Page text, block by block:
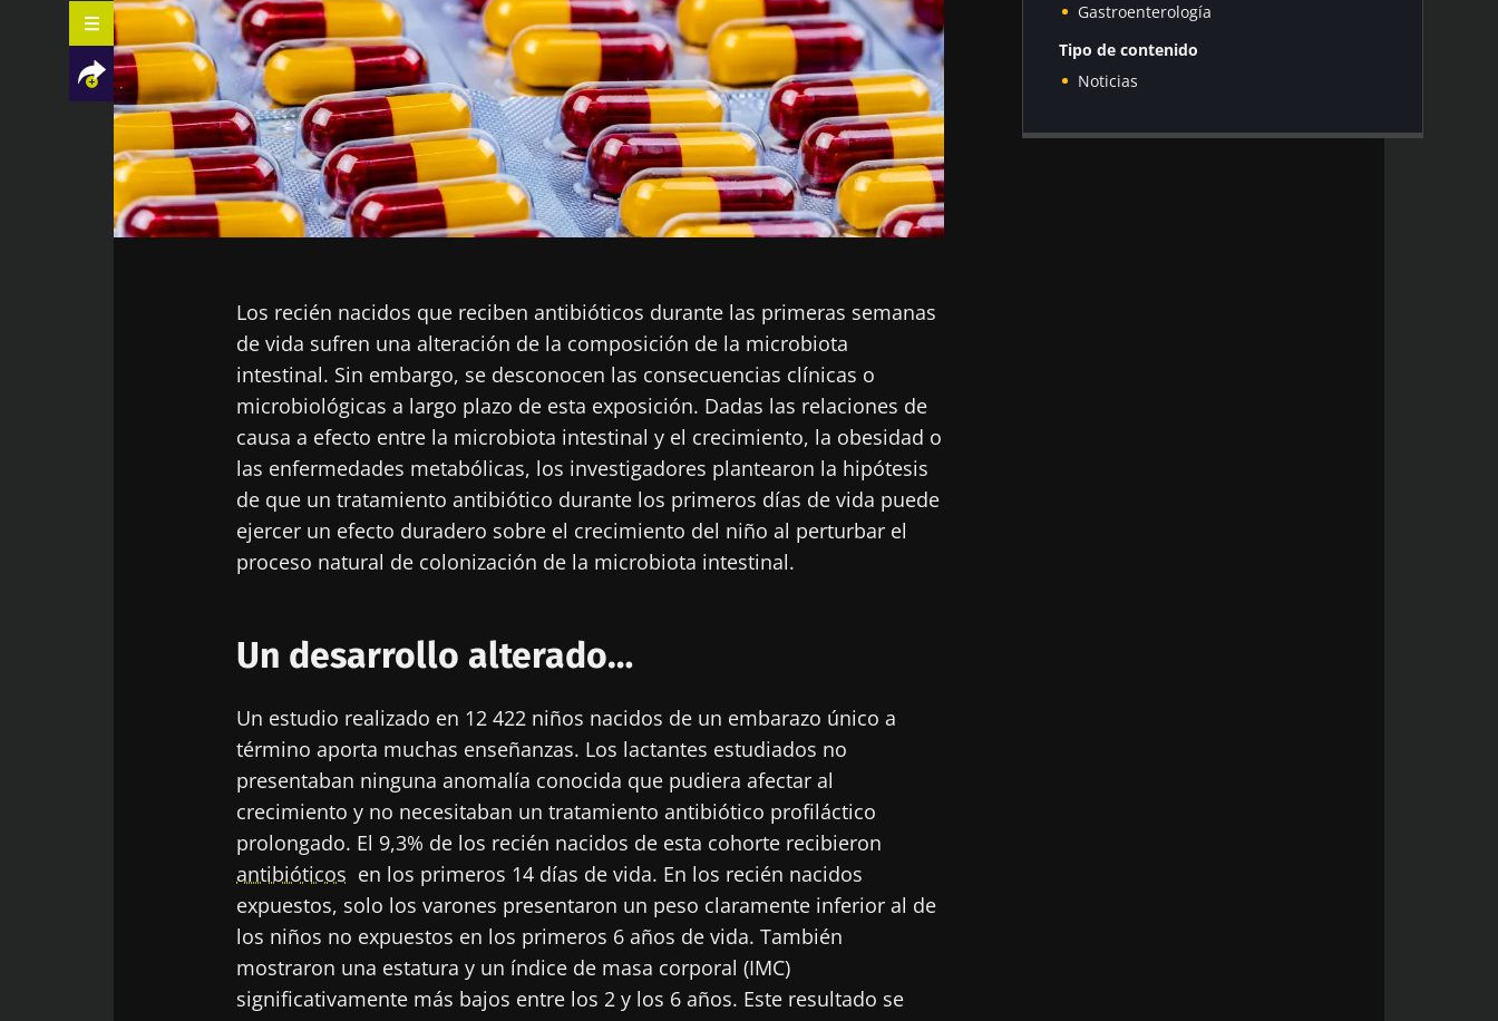
Facebook
TwitterLinkedIn
Mail
Los recién nacidos que reciben antibióticos durante las primeras semanas
de vida sufren una alteración de la composición de la microbiota
intestinal. Sin embargo, se desconocen las consecuencias clínicas o
microbiológicas a largo plazo de esta exposición. Dadas las relaciones de
causa a efecto entre la microbiota intestinal y el crecimiento, la obesidad o
las enfermedades metabólicas, los investigadores plantearon la hipótesis
de que un tratamiento antibiótico durante los primeros días de vida puede
ejercer un efecto duradero sobre el crecimiento del niño al perturbar el
proceso natural de colonización de la microbiota intestinal.
Un desarrollo alterado…
Un estudio realizado en 12 422 niños nacidos de un embarazo único a
término aporta muchas enseñanzas. Los lactantes estudiados no
presentaban ninguna anomalía conocida que pudiera afectar al
crecimiento y no necesitaban un tratamiento antibiótico profiláctico
prolongado. El 9,3% de los recién nacidos de esta cohorte recibieron
antibióticos en los primeros 14 días de vida. En los recién nacidos
expuestos, solo los varones presentaron un peso claramente inferior al de
los niños no expuestos en los primeros 6 años de vida. También
mostraron una estatura y un índice de masa corporal (IMC)
significativamente más bajos entre los 2 y los 6 años. Este resultado se
Gastroenterología
Tipo de contenido
Noticias